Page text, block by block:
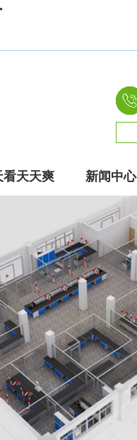
看天天爽 新闻中心